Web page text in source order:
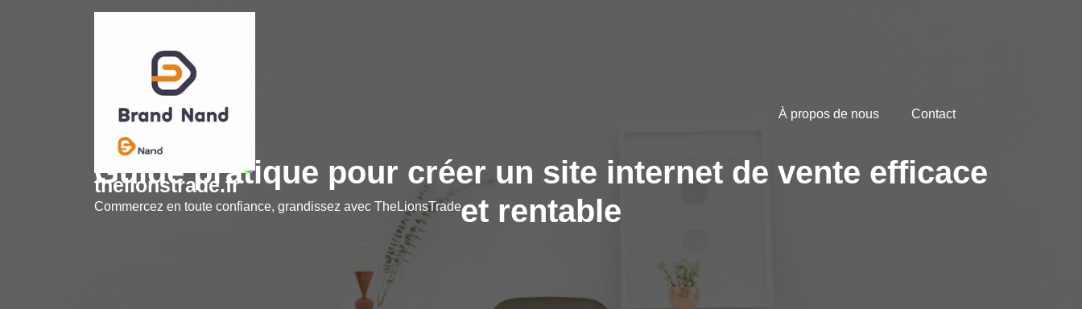
thelionstrade.fr
Commercez en toute confiance, grandissez avec TheLionsTrade
À propos de nous Contact
Guide pratique pour créer un site internet de vente efficace
et rentable